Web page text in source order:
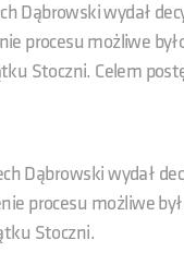
Dąbrowski wydał
procesu możliwe
Stoczni. Celem
Dąbrowski wydał
procesu możliwe
Stoczni.